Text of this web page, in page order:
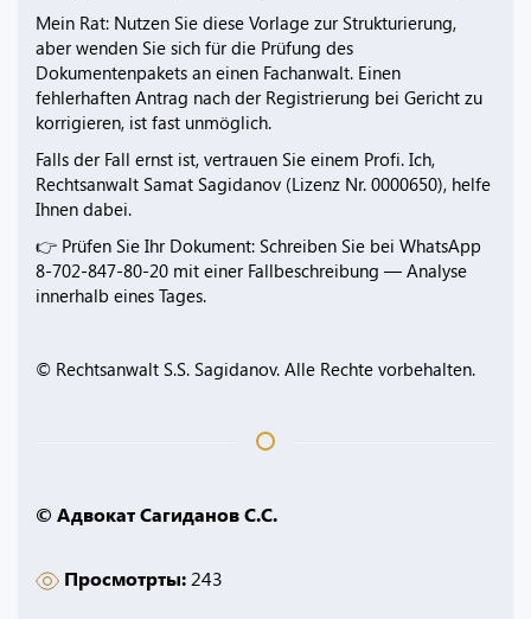
Mein Rat: Nutzen Sie diese Vorlage zur Strukturierung,
aber wenden Sie sich für die Prüfung des
Dokumentenpakets an einen Fachanwalt. Einen
fehlerhaften Antrag nach der Registrierung bei Gericht zu
korrigieren, ist fast unmöglich.
Falls der Fall ernst ist, vertrauen Sie einem Profi. Ich,
Rechtsanwalt Samat Sagidanov (Lizenz Nr. 0000650), helfe
Ihnen dabei.
👉 Prüfen Sie Ihr Dokument: Schreiben Sie bei WhatsApp
8-702-847-80-20 mit einer Fallbeschreibung — Analyse
innerhalb eines Tages.
© Rechtsanwalt S.S. Sagidanov. Alle Rechte vorbehalten.
© Адвокат Сагиданов С.С.
Просмотрты:243